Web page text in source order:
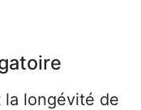
la longévité de